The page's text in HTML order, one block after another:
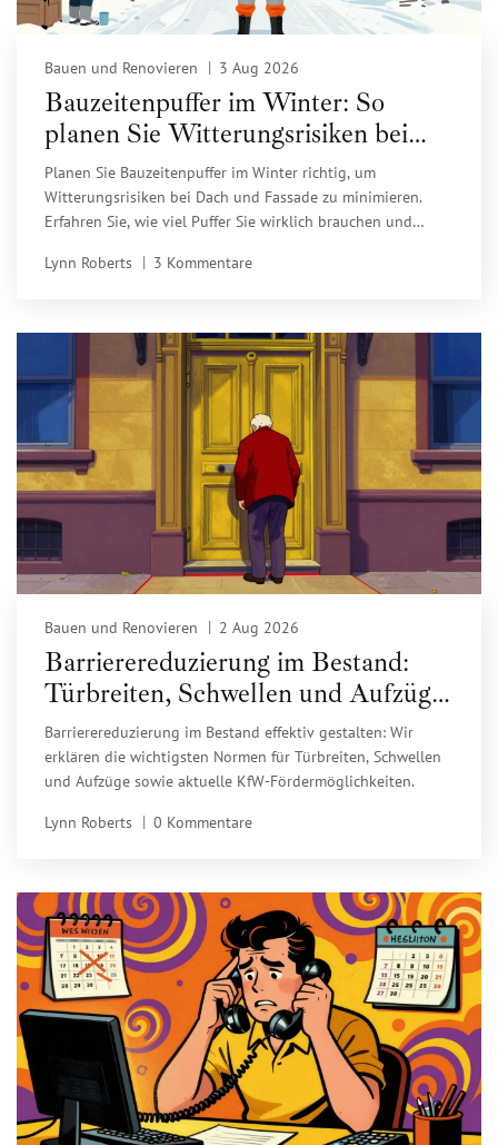
Bauen und Renovieren 3 Aug 2026
Bauzeitenpuffer im Winter: So
planen Sie Witterungsrisiken bei
Dach und Fassade richtig
Planen Sie Bauzeitenpuffer im Winter richtig, um
Witterungsrisiken bei Dach und Fassade zu minimieren.
Erfahren Sie, wie viel Puffer Sie wirklich brauchen und
Lynn Roberts
3 Kommentare
Bauen und Renovieren 2 Aug 2026
Barrierereduzierung im Bestand:
Türbreiten, Schwellen und Aufzüge
richtig planen
Barrierereduzierung im Bestand effektiv gestalten: Wir
erklären die wichtigsten Normen für Türbreiten, Schwellen
und Aufzüge sowie aktuelle KfW-Fördermöglichkeiten.
Lynn Roberts 0 Kommentare